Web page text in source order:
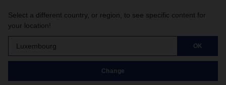
Select a different country, or region, to see specific content for
your location!
Luxembourg OK
Change